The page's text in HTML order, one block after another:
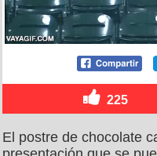
225
El postre de chocolate